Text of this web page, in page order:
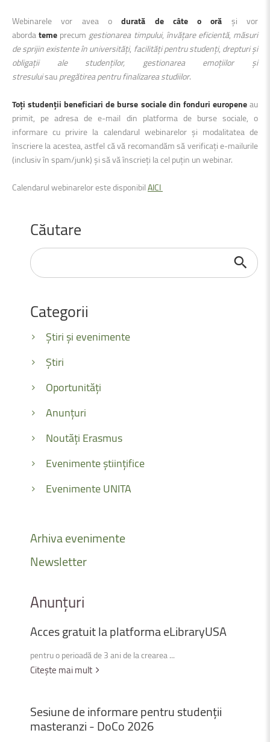
Webinarele vor avea odurată de câte o oră și vor
abordateme precum gestionarea timpului, învățare eficientă, măsuri
de sprijin existente în universități, facilități pentru studenți, drepturi și
obligații ale studenților, gestionarea emoțiilor și
stresuluisaupregătirea pentru finalizarea studiilor.
Toți studenții beneficiari de burse sociale din fonduri europeneau
primit, pe adresa de e-mail din platforma de burse sociale, o
informare cu privire la calendarul webinarelor și modalitatea de
înscriere la acestea, astfel că vă recomandăm să verificați e-mailurile
(inclusiv în spam/junk) și să vă înscrieți la cel puțin un webinar.
Calendarul webinarelor este disponibilAICI
Căutare
Căutare
...
Categorii
Știri și evenimente
Știri
Oportunități
Anunțuri
Noutăți Erasmus
Evenimente științifice
Evenimente UNITA
Arhivaevenimente
Newsletter
Anunțuri
AccesgratuitlaplatformaeLibraryUSA
pentru o perioadă de 3 ani de la crearea ...
Citește mai mult
Sesiunedeinformarepentrustudenții
masteranzi-DoCo2026